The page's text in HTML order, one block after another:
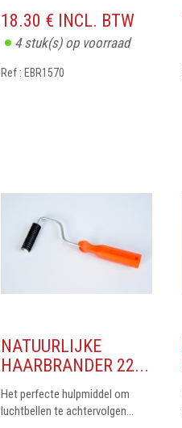
18.30 € INCL. BTW
4stuk(s) op voorraad
Ref : EBR1570
NATUURLIJKE
HAARBRANDER 22...
Het perfecte hulpmiddel om
luchtbellen te achtervolgen...